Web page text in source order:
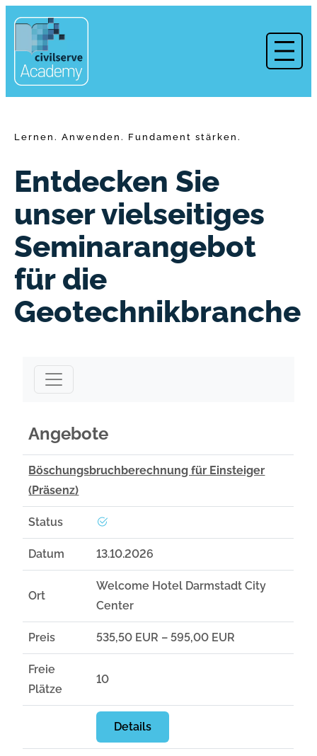
Zum
springen
Lernen. Anwenden. Fundament stärken.
Entdecken Sie
unser vielseitiges
Seminarangebot
für die
Geotechnikbranche
Angebote
Angebote
Böschungsbruchberechnung für Einsteiger
(Präsenz)
Status
Datum 13.10.2026
Ort
Welcome Hotel Darmstadt City
Center
Preis 535,50 EUR – 595,00 EUR
Freie
Plätze
10
Details